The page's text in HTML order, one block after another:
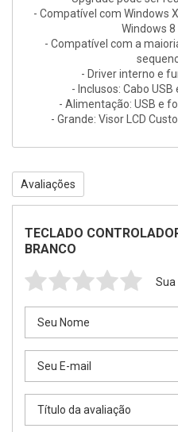
- Compatível com Windows
Windows 8
- Compatível com a
- Driver interno e
- Inclusos: Cabo
- Alimentação: USB e
- Grande: Visor LCD
Avaliações
TECLADO
BRANCO
Sua